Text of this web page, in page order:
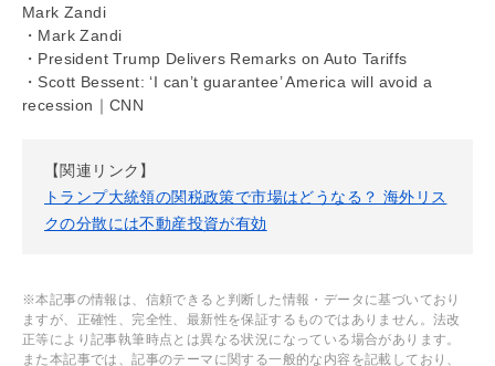
Mark Zandi
・Mark Zandi
・President Trump Delivers Remarks on Auto Tariffs
・Scott Bessent: ‘I can’t guarantee’ America will avoid a
recession｜CNN
【関連リンク】
トランプ大統領の関税政策で市場はどうなる？ 海外リス
クの分散には不動産投資が有効
※本記事の情報は、信頼できると判断した情報・データに基づいており
ますが、正確性、完全性、最新性を保証するものではありません。法改
正等により記事執筆時点とは異なる状況になっている場合があります。
また本記事では、記事のテーマに関する一般的な内容を記載しており、